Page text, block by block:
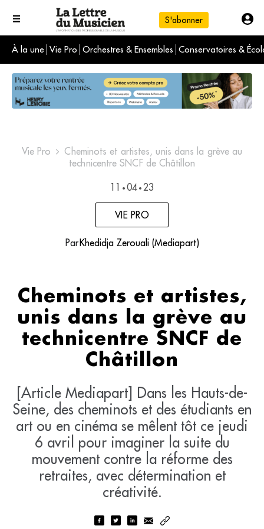
S'abonner
À la une Vie Pro Orchestres & Ensembles Conservatoires &
L'info du jour
Le numéro du mois
International
Vie Pro
Cheminots et artistes, unis dans la grève au
technicentre SNCF de Châtillon
11 • 04 • 23
VIE PRO
Par Khedidja Zerouali (Mediapart)
Cheminots et artistes,
unis dans la grève au
technicentre SNCF de
Châtillon
[Article Mediapart] Dans les Hauts-de-
Seine, des cheminots et des étudiants en
art ou en cinéma se mêlent tôt ce jeudi
6 avril pour imaginer la suite du
mouvement contre la réforme des
retraites, avec détermination et
créativité.